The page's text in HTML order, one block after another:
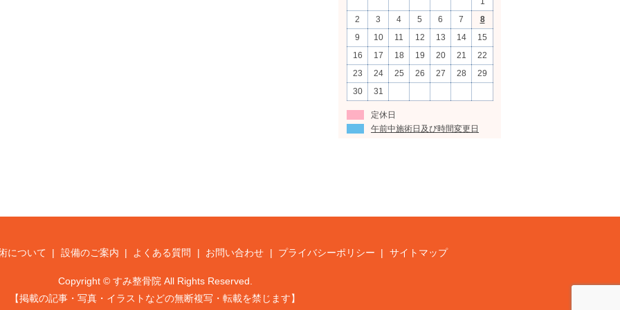
2
3 4 5 6 7
8
9
10 11 12 13 14
15
16
17 18 19 20 21
22
23
24 25 26 27 28
29
30
31
定休日
午前中施術日及び時間変更日
について 設備のご案内 よくある質問 お問い合わせ プライバシーポリシー サイトマップ
Copyright © すみ整骨院 All Rights Reserved.
【掲載の記事・写真・イラストなどの無断複写・転載を禁じます】